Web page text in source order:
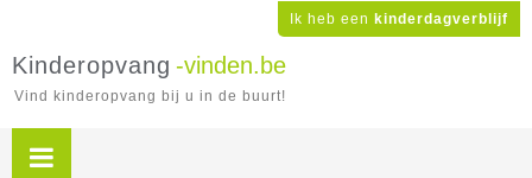
Ik heb een kinderdagverblijf
Kinderopvang -vinden.be
Vind kinderopvang bij u in de buurt!